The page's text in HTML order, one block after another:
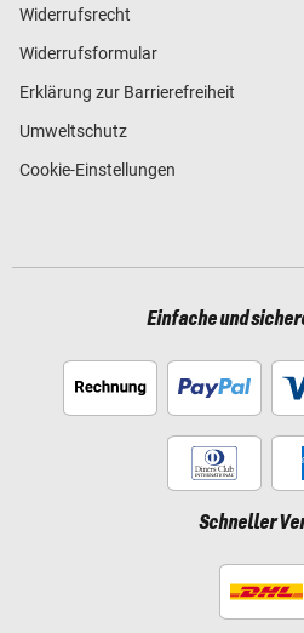
Widerrufsrecht
Widerrufsformular
Erklärung zur Barrierefreiheit
Umweltschutz
Cookie-Einstellungen
Einfache und
Schneller